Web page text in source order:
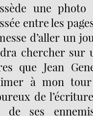
une photo
entre les
d’aller un
chercher sur
que Jean
à mon
de
de ses